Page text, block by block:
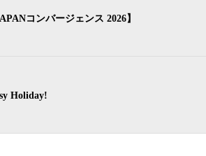
コンバージェンス 2026】
Holiday!